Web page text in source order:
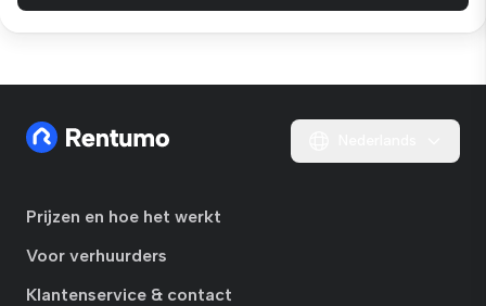
Prijzen en hoe het werkt
Voor verhuurders
Klantenservice & contact